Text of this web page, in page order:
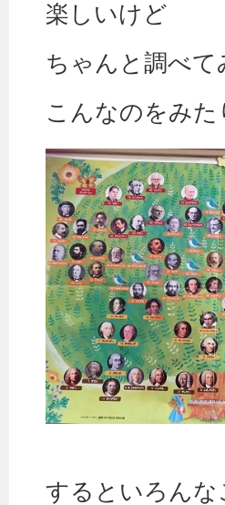
楽しいけど
ちゃんと調べ
こんなのをみた
するといろん